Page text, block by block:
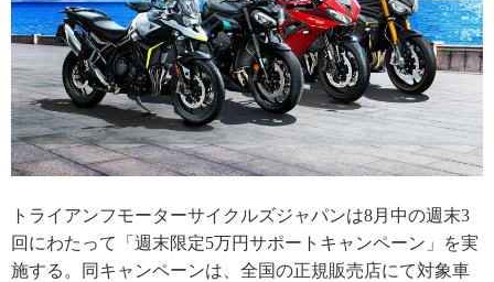
トライアンフモーターサイクルズジャパンは8月中の週末3
回にわたって「週末限定5万円サポートキャンペーン」を実
施する。同キャンペーンは、全国の正規販売店にて対象車